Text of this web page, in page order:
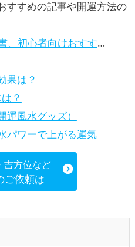
すすめの記事や開運方法の
初心者向けおすすめ本
果は？
？
風水グッズ）
パワーで上がる運気
吉方位など
ご依頼は